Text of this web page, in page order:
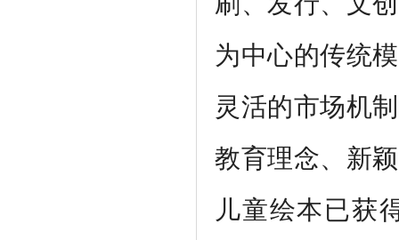
为中心的传统
灵活的市场机
教育理念、新
儿童绘本已获